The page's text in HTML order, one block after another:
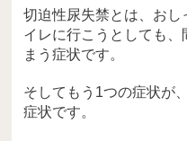
切迫性尿失禁とは、おし
イレに行こうとしても
まう症状です。
そしてもう1つの症状が
症状です。